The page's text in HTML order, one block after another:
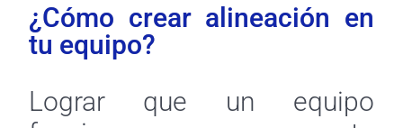
¿Cómo crear alineación en
tu equipo?
Lograr que un equipo